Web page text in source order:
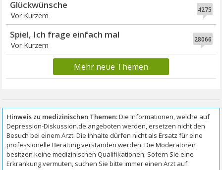
4275
Glückwünsche
Vor Kurzem
28066
Spiel, Ich frage einfach mal
Vor Kurzem
Mehr neue Themen